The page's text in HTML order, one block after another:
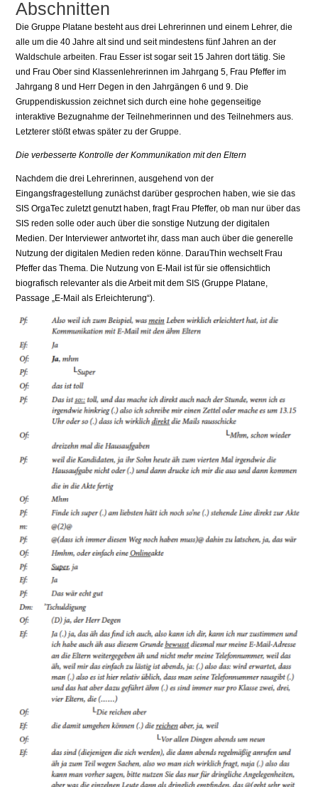
Abschnitten
Die Gruppe Platane besteht aus drei Lehrerinnen und einem Lehrer, die
alle um die 40 Jahre alt sind und seit mindestens fünf Jahren an der
Waldschule arbeiten. Frau Esser ist sogar seit 15 Jahren dort tätig. Sie
und Frau Ober sind Klassenlehrerinnen im Jahrgang 5, Frau Pfeffer im
Jahrgang 8 und Herr Degen in den Jahrgängen 6 und 9. Die
Gruppendiskussion zeichnet sich durch eine hohe gegenseitige
interaktive Bezugnahme der Teilnehmerinnen und des Teilnehmers aus.
Letzterer stößt etwas später zu der Gruppe.
Die verbesserte Kontrolle der Kommunikation mit den Eltern
Nachdem die drei Lehrerinnen, ausgehend von der
Eingangsfragestellung zunächst darüber gesprochen haben, wie sie das
SIS OrgaTec zuletzt genutzt haben, fragt Frau Pfeffer, ob man nur über das
SIS reden solle oder auch über die sonstige Nutzung der digitalen
Medien. Der Interviewer antwortet ihr, dass man auch über die generelle
Nutzung der digitalen Medien reden könne. DarauThin wechselt Frau
Pfeffer das Thema. Die Nutzung von E-Mail ist für sie offensichtlich
biografisch relevanter als die Arbeit mit dem SIS (Gruppe Platane,
Passage „E-Mail als Erleichterung“).